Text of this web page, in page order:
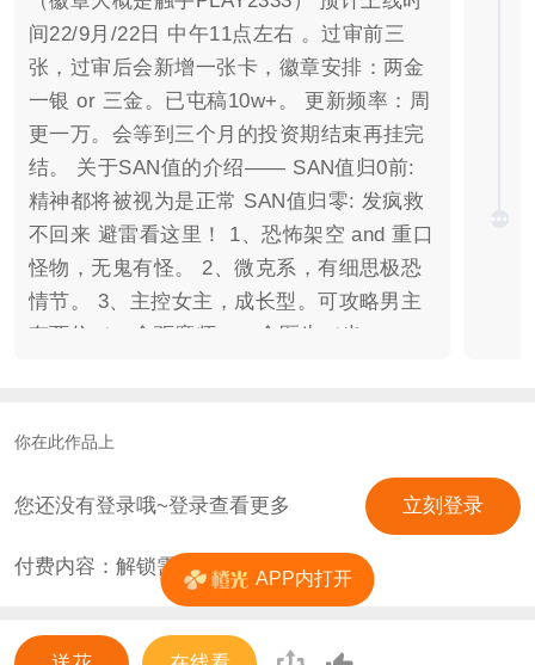
间22/9月/22日 中午11点左右 。过审前三
张，过审后会新增一张卡，徽章安排：两金
一银 or 三金。已屯稿10w+。 更新频率：周
更一万。会等到三个月的投资期结束再挂完
结。 关于SAN值的介绍—— SAN值归0前:
精神都将被视为是正常 SAN值归零: 发疯救
不回来 避雷看这里！ 1、恐怖架空 and 重口
怪物，无鬼有怪。 2、微克系，有细思极恐
情节。 3、主控女主，成长型。可攻略男主
有两位（一个驱魔师，一个医生（也
情。 6、有原创宗教类设定，一切设定皆为
串：会在9月底左右开启客串，大部分客串
角色会在9.30日之前上线在剧情中。 - No.3
- 世界观 and 故事简介—— 世界观简介：
海国是一个人民富饶，国力强盛的国家，人
们生活安宁，但平静的背后暗潮汹涌，100
你在此作品上
您还没有登录哦~登录查看更多 立刻登录
付费内容：解锁需 0花
APP内打开